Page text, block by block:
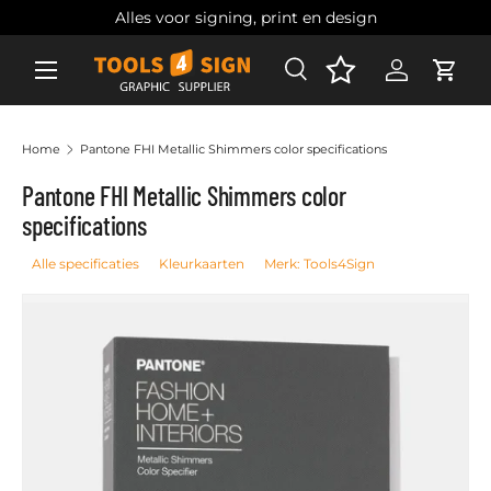
Ga naar inhoud
Alles voor signing, print en design
Zoeken
Zoeken Account
Home Pantone FHI Metallic Shimmers color specifications
Pantone FHI Metallic Shimmers color
specifications
Alle specificaties Kleurkaarten Merk: Tools4Sign